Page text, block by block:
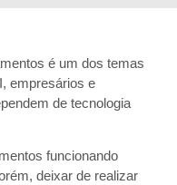
é um dos temas
empresários e
de tecnologia
funcionando
deixar de realizar